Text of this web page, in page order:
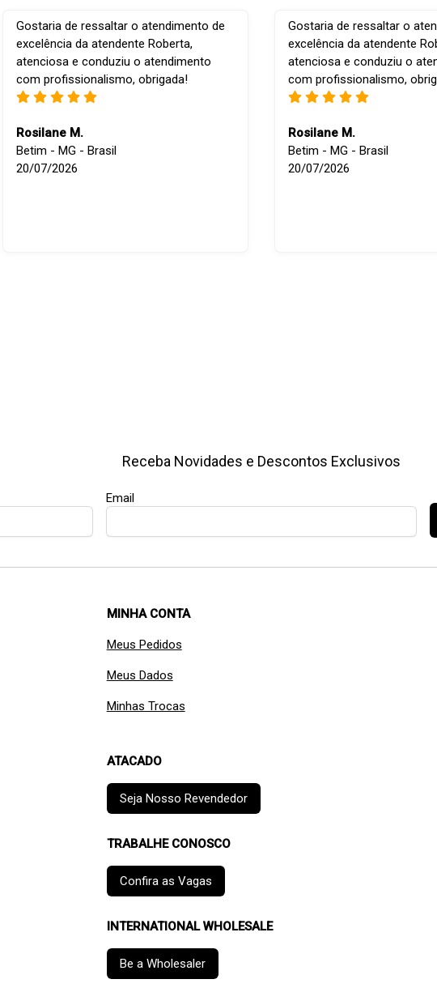
Gostaria de ressaltar o atendimento de
excelência da atendente Roberta,
atenciosa e conduziu o atendimento
com profissionalismo, obrigada!
Rosilane M.
Betim - MG - Brasil
20/07/2026
Gostaria de ressaltar o
excelência da atendente
atenciosa e conduziu o
com profissionalismo,
Rosilane M.
Betim - MG - Brasil
20/07/2026
Receba Novidades e Descontos Exclusivos
Email
MINHA CONTA
Meus Pedidos
Meus Dados
Minhas Trocas
ATACADO
Seja Nosso Revendedor
TRABALHE CONOSCO
Confira as Vagas
INTERNATIONAL WHOLESALE
Be a Wholesaler